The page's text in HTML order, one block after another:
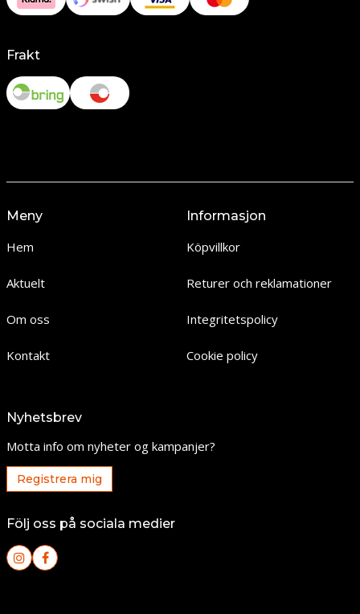
Frakt
Meny
Hem
Aktuelt
Om oss
Kontakt
Informasjon
Köpvillkor
Returer och reklamationer
Integritetspolicy
Cookie policy
Nyhetsbrev
Motta info om nyheter og kampanjer?
Registrera mig
Följ oss på sociala medier